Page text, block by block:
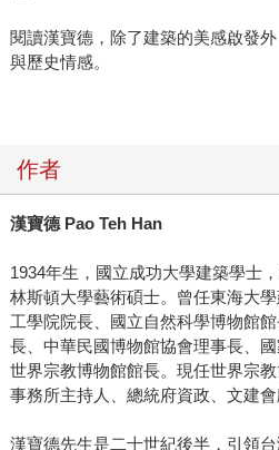
估〉文章中，漢先生寫道「建築
容器」。對國宅，漢先生有殷切的
住宅，「安德廣廈千萬間，盡庇
盛。他始終抱持中國知識份子對
先生在回憶錄所陳述，寫文章一為
關切，乃以〈建築文化與知識份
容器》的終篇。 「建築家揮如椽
生的一幅書法，我們可以期待，
閱讀漢寶德，除了建築的美感啟發
與歷史情感。
作者
漢寶德 Pao Teh Han
1934年生，國立成功大學建築學士
林斯頓大學藝術碩士。曾任東海大
工學院院長、國立自然科學博物館
長、中華民國博物館協會理事長、國
世界宗教博物館館長。現任世界宗
事務所主持人、總統府資政、文建會
漢寶德先生是二十世紀後半，引領